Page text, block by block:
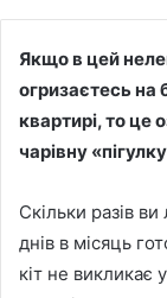
Якщо в цей
огризаєтесь на
квартирі, то це
чарівну
Скільки разів
днів в місяць
кіт не викликає